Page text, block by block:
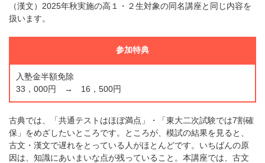
（漢文）2025年秋実施の高１・２生対象の同名講座と同じ内容を
扱います。
参加特典
入塾金半額免除
33，000円 → 16，500円
古典では、「共通テストはほぼ満点」・「東大二次試験では7割確
保」をめざしたいところです。ところが、模試の結果を見ると、
古文・漢文で遅れをとっている人がほとんどです。いちばんの原
因は、知識にあいまいな点が残っていること。本講座では、古文